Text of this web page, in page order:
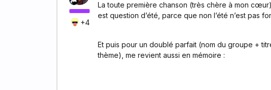
+4
La toute première chanson (très chère à mon
est question d’été, parce que non l’été n’est pas
Et puis pour un doublé parfait (nom du groupe +
thème), me revient aussi en mémoire :